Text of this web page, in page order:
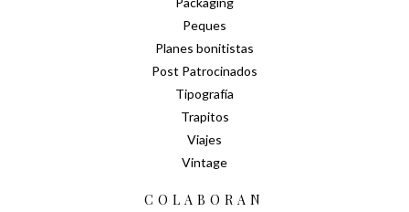
Peques
Planes bonitistas
Post Patrocinados
Tipografía
Trapitos
Viajes
Vintage
COLABORAN